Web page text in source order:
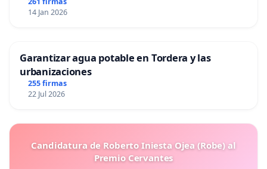
14 Jan 2026
Garantizar agua potable en Tordera y las
urbanizaciones
255 firmas
22 Jul 2026
Candidatura de Roberto Iniesta Ojea (Robe) al
Premio Cervantes